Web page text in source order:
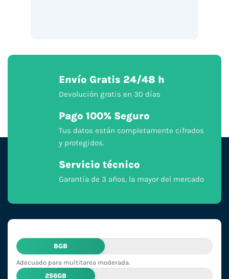
Envío Gratis 24/48 h
Devolución gratis en 30 días
Pago 100% Seguro
Tus datos están completamente cifrados
y protegidos.
Servicio técnico
Garantía de 3 años, la mayor del mercado
8GB
Adecuado para multitarea moderada.
256GB